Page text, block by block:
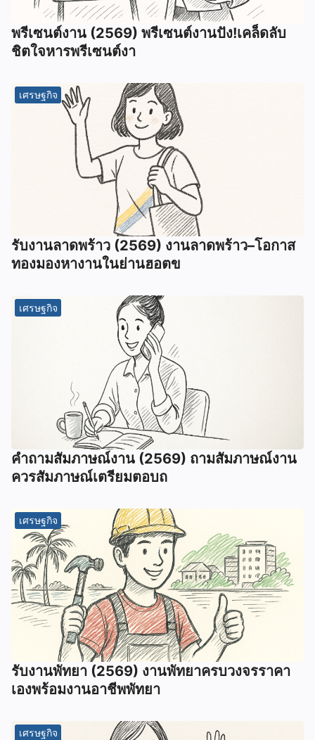
พรีเซนต์งาน (2569) พรีเซนต์งานปัง!เคล็ดลับ
ชิตใจหารพรีเซนต์งา
เศรษฐกิจ
รับงานลาดพร้าว (2569) งานลาดพร้าว–โอกาส
ทองมองหางานในย่านฮอตข
เศรษฐกิจ
คําถามสัมภาษณ์งาน (2569) ถามสัมภาษณ์งาน
ควรสัมภาษณ์เตรียมตอบถ
เศรษฐกิจ
รับงานพัทยา (2569) ️งานพัทยาครบวงจรราคา
เองพร้อมงานอาชีพพัทยา
เศรษฐกิจ